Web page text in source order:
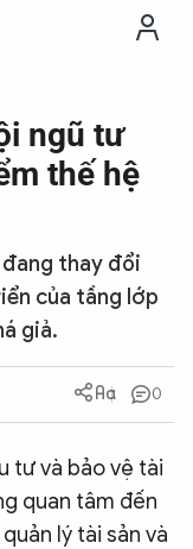
ngũ tư
thế hệ
đang thay đổi
của tầng lớp
giả.
0
tư và bảo vệ tài
quan tâm đến
lý tài sản và